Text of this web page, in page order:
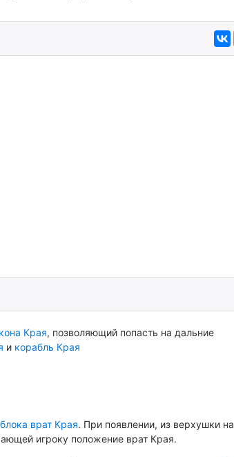
Края, позволяющий попасть на дальние
и корабль Края
блока врат Края. При появлении, из верхушки на
игроку положение врат Края.